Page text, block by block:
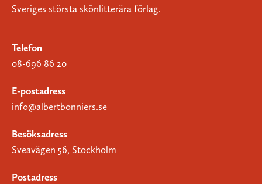
Sveriges största skönlitterära förlag.
Telefon
08-696 86 20
E-postadress
info@albertbonniers.se
Besöksadress
Sveavägen 56, Stockholm
Postadress